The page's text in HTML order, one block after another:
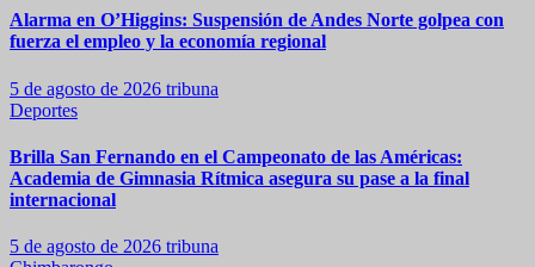
Alarma en O’Higgins: Suspensión de Andes Norte golpea con
fuerza el empleo y la economía regional
5 de agosto de 2026 tribuna
Deportes
Brilla San Fernando en el Campeonato de las Américas:
Academia de Gimnasia Rítmica asegura su pase a la final
internacional
5 de agosto de 2026 tribuna